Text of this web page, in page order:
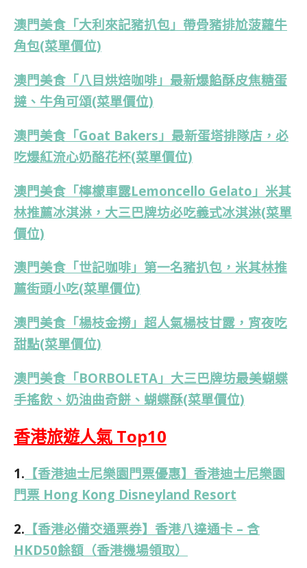
澳門美食「大利來記豬扒包」帶骨豬排尬菠蘿牛
角包(菜單價位)
澳門美食「八目烘焙咖啡」最新爆餡酥皮焦糖蛋
撻、牛角可頌(菜單價位)
澳門美食「Goat Bakers」最新蛋塔排隊店，必
吃爆紅流心奶酪花杯(菜單價位)
澳門美食「檸檬車露Lemoncello Gelato」米其
林推薦冰淇淋，大三巴牌坊必吃義式冰淇淋(菜單
價位)
澳門美食「世記咖啡」第一名豬扒包，米其林推
薦街頭小吃(菜單價位)
澳門美食「楊枝金撈」超人氣楊枝甘露，宵夜吃
甜點(菜單價位)
澳門美食「BORBOLETA」大三巴牌坊最美蝴蝶
手搖飲、奶油曲奇餅、蝴蝶酥(菜單價位)
香港旅遊人氣 Top10
1. 【香港迪士尼樂園門票優惠】香港迪士尼樂園
門票 Hong Kong Disneyland Resort
2. 【香港必備交通票券】香港八達通卡 – 含
HKD50餘額（香港機場領取）